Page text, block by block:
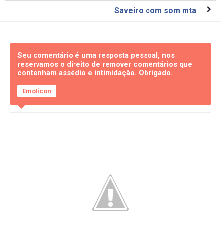
Saveiro com som mta
Seu comentário é uma resposta pessoal, nos
reservamos o direito de remover comentários que
contenham assédio e intimidação. Obrigado.
Emoticon